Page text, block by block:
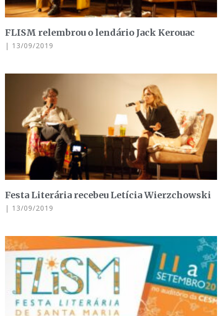
FLISM relembrou o lendário Jack Kerouac
13/09/2019
Festa Literária recebeu Letícia Wierzchowski
13/09/2019